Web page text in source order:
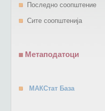
Последно соопштение
Сите соопштенија
Метаподатоци
МАКСтат База